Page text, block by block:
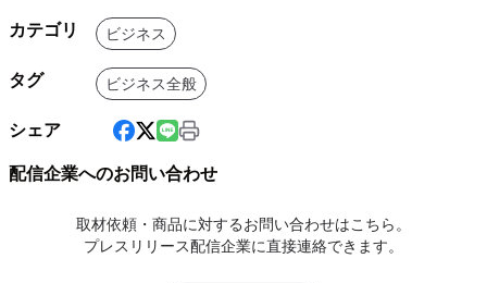
カテゴリ ビジネス
タグ ビジネス全般
シェア
配信企業へのお問い合わせ
取材依頼・商品に対するお問い合わせはこちら。
プレスリリース配信企業に直接連絡できます。